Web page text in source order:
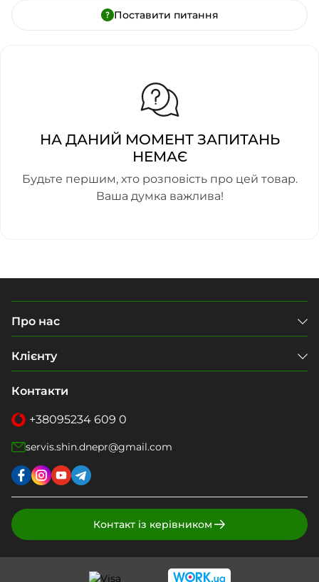
Поставити питання
НА ДАНИЙ МОМЕНТ ЗАПИТАНЬ
НЕМАЄ
Будьте першим, хто розповість про цей товар.
Ваша думка важлива!
Про нас
Клієнту
Контакти
+38095234 609 0
servis.shin.dnepr@gmail.com
Контакт із керівником